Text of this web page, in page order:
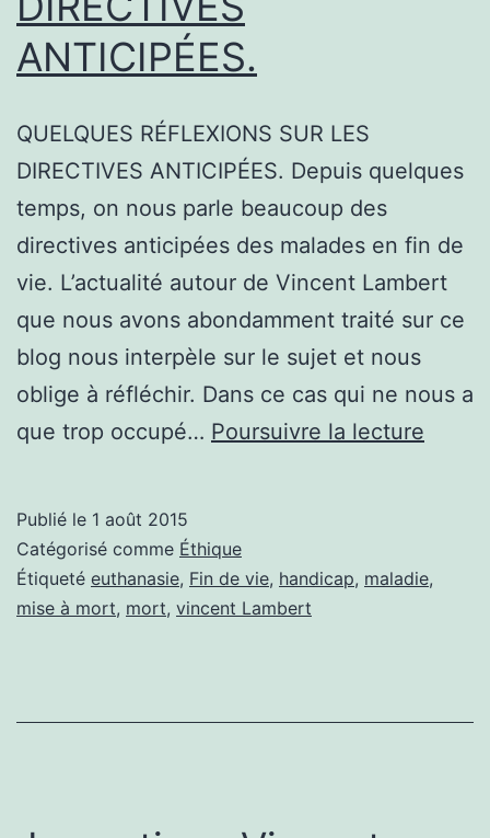
ANTICIPÉES.
QUELQUES RÉFLEXIONS SUR LES
DIRECTIVES ANTICIPÉES. Depuis quelques
temps, on nous parle beaucoup des
directives anticipées des malades en fin de
vie. L’actualité autour de Vincent Lambert
que nous avons abondamment traité sur ce
blog nous interpèle sur le sujet et nous
oblige à réfléchir. Dans ce cas qui ne nous a
que trop occupé… Poursuivre la lecture
Publié le 1 août 2015
Catégorisé comme Éthique
Étiqueté euthanasie, Fin de vie, handicap, maladie,
mise à mort, mort, vincent Lambert